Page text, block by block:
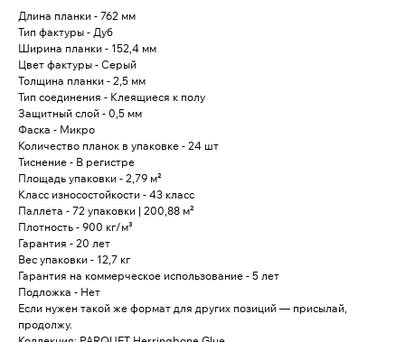
Длина планки - 762 мм
Тип фактуры - Дуб
Ширина планки - 152,4 мм
Цвет фактуры - Серый
Толщина планки - 2,5 мм
Тип соединения - Клеящиеся к полу
Защитный слой - 0,5 мм
Фаска - Микро
Количество планок в упаковке - 24 шт
Тиснение - В регистре
Площадь упаковки - 2,79 м²
Класс износостойкости - 43 класс
Паллета - 72 упаковки | 200,88 м²
Плотность - 900 кг/м³
Гарантия - 20 лет
Вес упаковки - 12,7 кг
Гарантия на коммерческое использование - 5 лет
Подложка - Нет
Если нужен такой же формат для других позиций — присылай,
продолжу.